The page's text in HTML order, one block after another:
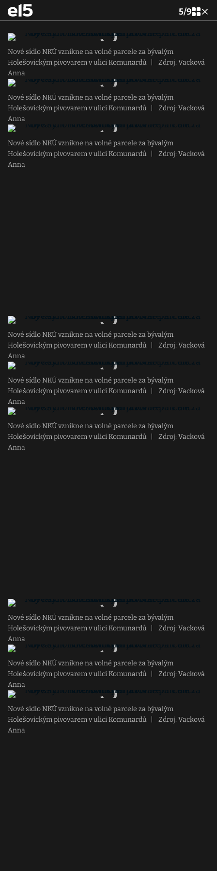
5/9
Nové sídlo NKÚ vznikne na volné parcele za bývalým
Holešovickým pivovarem v ulici Komunardů
Zdroj: Vacková
Anna
Nové sídlo NKÚ vznikne na volné parcele za bývalým
Holešovickým pivovarem v ulici Komunardů
Zdroj: Vacková
Anna
Nové sídlo NKÚ vznikne na volné parcele za bývalým
Holešovickým pivovarem v ulici Komunardů
Zdroj: Vacková
Anna
Nové sídlo NKÚ vznikne na volné parcele za bývalým
Holešovickým pivovarem v ulici Komunardů
Zdroj: Vacková
Anna
Nové sídlo NKÚ vznikne na volné parcele za bývalým
Holešovickým pivovarem v ulici Komunardů
Zdroj: Vacková
Anna
Nové sídlo NKÚ vznikne na volné parcele za bývalým
Holešovickým pivovarem v ulici Komunardů
Zdroj: Vacková
Anna
Nové sídlo NKÚ vznikne na volné parcele za bývalým
Holešovickým pivovarem v ulici Komunardů
Zdroj: Vacková
Anna
Nové sídlo NKÚ vznikne na volné parcele za bývalým
Holešovickým pivovarem v ulici Komunardů
Zdroj: Vacková
Anna
Nové sídlo NKÚ vznikne na volné parcele za bývalým
Holešovickým pivovarem v ulici Komunardů
Zdroj: Vacková
Anna